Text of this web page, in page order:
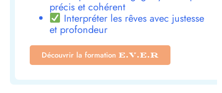
précis et cohérent
Interpréter les rêves avec justesse
et profondeur
Découvrir la formation E.V.E.R